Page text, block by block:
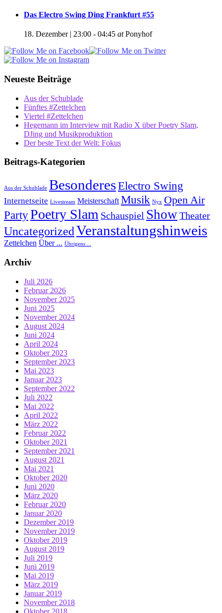
Das Electro Swing Ding Frankfurt #55
18. Dezember | 23:00 - 04:45 atPonyhof
Neueste Beiträge
Aus der Schublade
Fünftes #Zettelchen
Viertel #Zettelchen
Hegemann im Interview mit Radio X über Poetry Slam,
DJing und Musikproduktion
Der beste Text der Welt: Fokus
Beitrags-Kategorien
Aus der Schublade BesonderesElectro Swing
Internetseite Livestream Meisterschaft Musik Nyx Open Air
PartyPoetry Slam Schauspiel ShowTheater
Uncategorized Veranstaltungshinweis
Zettelchen Über ... Übrigens ...
Archiv
Juli 2026
Februar 2026
November 2025
Juni 2025
November 2024
August 2024
Juni 2024
April 2024
Oktober 2023
September 2023
Mai 2023
Januar 2023
September 2022
Juli 2022
Mai 2022
April 2022
März 2022
Februar 2022
Oktober 2021
September 2021
August 2021
Mai 2021
Oktober 2020
Juni 2020
März 2020
Februar 2020
Januar 2020
Dezember 2019
November 2019
Oktober 2019
August 2019
Juli 2019
Juni 2019
Mai 2019
März 2019
Januar 2019
November 2018
Oktober 2018